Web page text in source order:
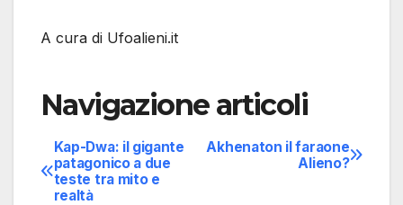
A cura di Ufoalieni.it
Navigazione articoli
Akhenaton il faraone
Alieno?
Kap-Dwa: il gigante
patagonico a due
teste tra mito e
realtà